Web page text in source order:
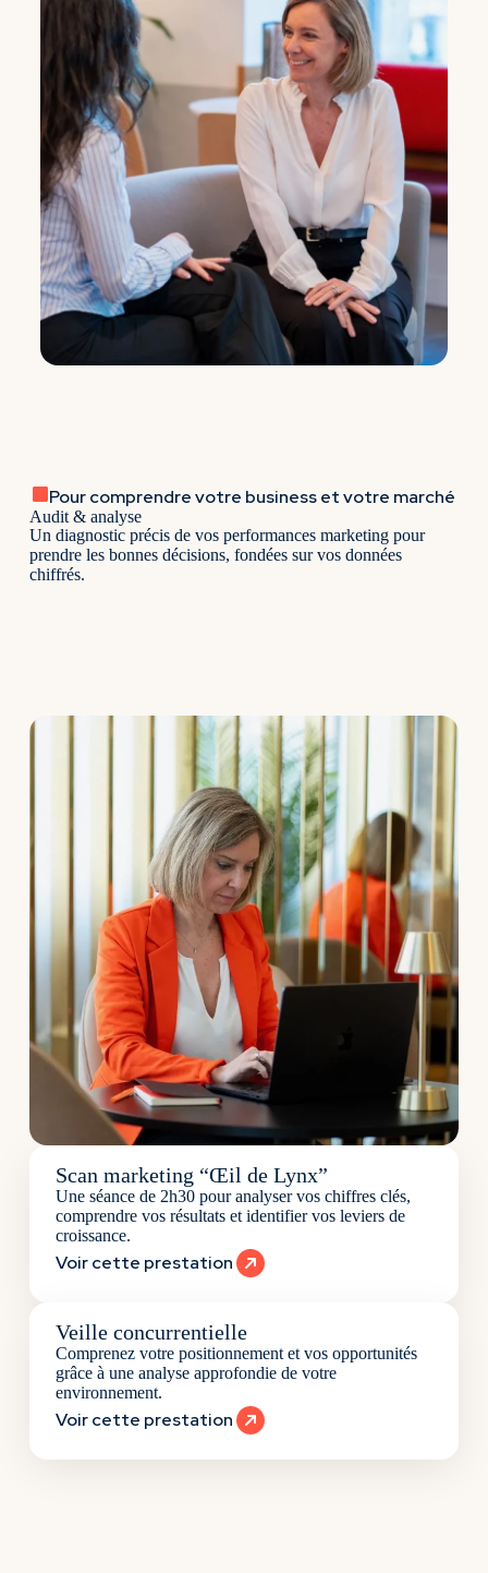
Pour comprendre votre business et votre marché
Audit & analyse
Un diagnostic précis de vos performances marketing pour
prendre les bonnes décisions, fondées sur vos données
chiffrés.
Scan marketing “Œil de Lynx”
Une séance de 2h30 pour analyser vos chiffres clés,
comprendre vos résultats et identifier vos leviers de
croissance.
Voir cette prestation
Veille concurrentielle
Comprenez votre positionnement et vos opportunités
grâce à une analyse approfondie de votre
environnement.
Voir cette prestation